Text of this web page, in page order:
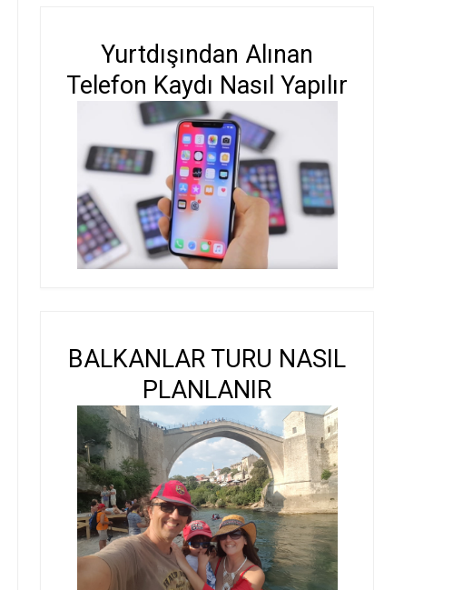
Yurtdışından Alınan
Telefon Kaydı Nasıl Yapılır
BALKANLAR TURU NASIL
PLANLANIR